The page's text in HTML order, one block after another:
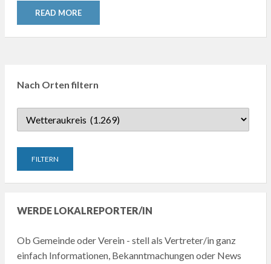
READ MORE
Nach Orten filtern
WERDE LOKALREPORTER/IN
Ob Gemeinde oder Verein - stell als Vertreter/in ganz
einfach Informationen, Bekanntmachungen oder News